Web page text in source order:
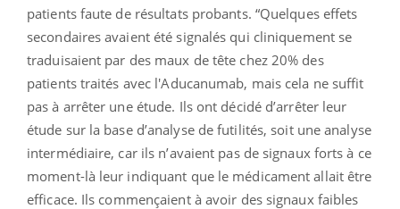
patients faute de résultats probants. “Quelques effets
secondaires avaient été signalés qui cliniquement se
traduisaient par des maux de tête chez 20% des
patients traités avec l'Aducanumab, mais cela ne suffit
pas à arrêter une étude. Ils ont décidé d’arrêter leur
étude sur la base d’analyse de futilités, soit une analyse
intermédiaire, car ils n’avaient pas de signaux forts à ce
moment-là leur indiquant que le médicament allait être
efficace. Ils commençaient à avoir des signaux faibles